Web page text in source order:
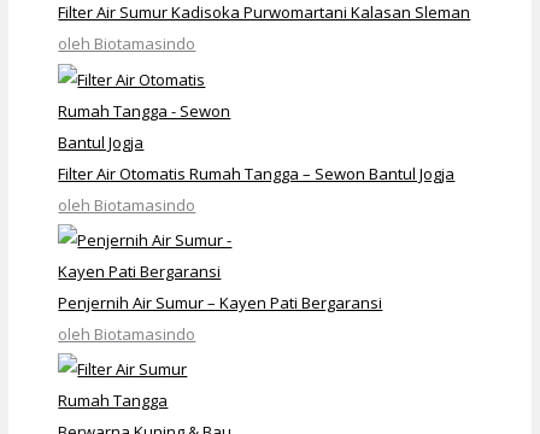
Filter Air Sumur Kadisoka Purwomartani Kalasan Sleman
oleh Biotamasindo
Filter Air Otomatis Rumah Tangga – Sewon Bantul Jogja
oleh Biotamasindo
Penjernih Air Sumur – Kayen Pati Bergaransi
oleh Biotamasindo